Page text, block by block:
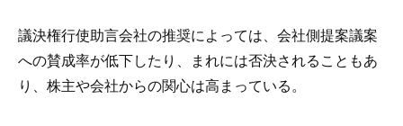
議決権行使助言会社の推奨によっては、会社側提案議案
への賛成率が低下したり、まれには否決されることもあ
り、株主や会社からの関心は高まっている。